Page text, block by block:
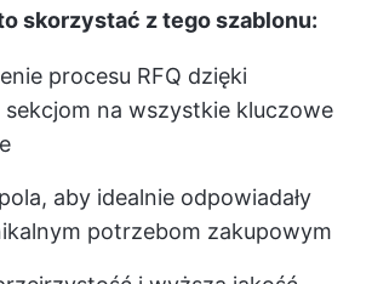
skorzystać z tego szablonu:
procesu RFQ dzięki
na wszystkie kluczowe
aby idealnie odpowiadały
potrzebom zakupowym